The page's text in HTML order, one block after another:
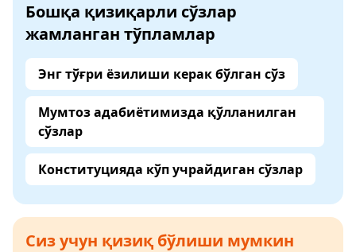
Бошқа қизиқарли сўзлар
жамланган тўпламлар
Энг тўғри ёзилиши керак бўлган сўз
Мумтоз адабиётимизда қўлланилган
сўзлар
Конституцияда кўп учрайдиган сўзлар
Сиз учун қизиқ бўлиши мумкин